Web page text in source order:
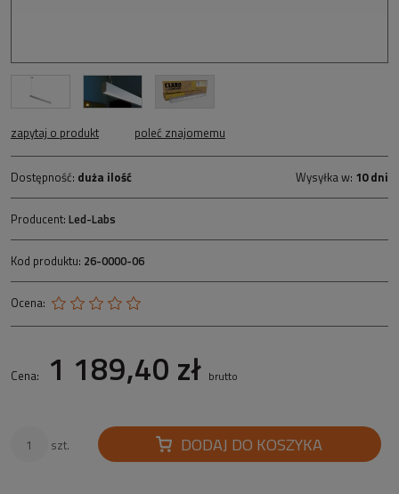
zapytaj o produkt poleć znajomemu
Dostępność: duża ilość Wysyłka w: 10 dni
Producent: Led-Labs
Kod produktu: 26-0000-06
Ocena:
Cena: 1 189,40 zł brutto
szt. DODAJ DO KOSZYKA